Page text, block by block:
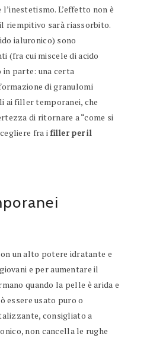
L’effetto non è
riempitivo sarà riassorbito.
ialuronico) sono
(fra cui miscele di acido
parte: una certa
di granulomi
ai filler temporanei, che
di ritornare a “come si
fra ifiller per il
un alto potere idratante e
e per aumentare il
quando la pelle è arida e
essere usato puro o
consigliato a
non cancella le rughe